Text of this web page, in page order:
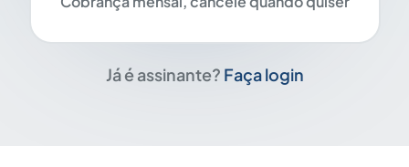
Já é assinante? Faça login